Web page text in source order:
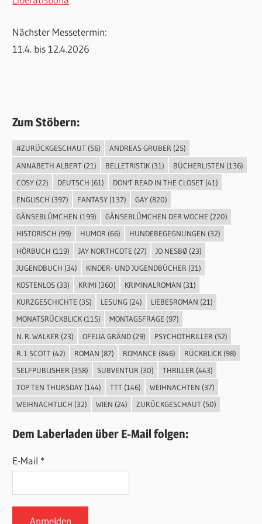
Nächster Messetermin:
11.4. bis 12.4.2026
Zum Stöbern:
#ZURÜCKGESCHAUT(56) ANDREAS GRUBER(25)
ANNABETH ALBERT(21) BELLETRISTIK(31) BÜCHERLISTEN (136)
COSY(22) DEUTSCH (61) DON'T READ IN THE CLOSET(41)
ENGLISCH (397) FANTASY(137) GAY(820)
GÄNSEBLÜMCHEN (199) GÄNSEBLÜMCHEN DER WOCHE (220)
HISTORISCH (99) HUMOR(66) HUNDEBEGEGNUNGEN (32)
HÖRBUCH (119) JAY NORTHCOTE (27) JO NESBØ(23)
JUGENDBUCH (34) KINDER- UND JUGENDBÜCHER (31)
KOSTENLOS(33) KRIMI(360) KRIMINALROMAN (31)
KURZGESCHICHTE (35) LESUNG(24) LIEBESROMAN (21)
MONATSRÜCKBLICK(115) MONTAGSFRAGE (97)
N. R. WALKER (23) OFELIA GRÄND(29) PSYCHOTHRILLER (52)
R. J. SCOTT(42) ROMAN (87) ROMANCE (846) RÜCKBLICK(98)
SELFPUBLISHER (358) SUBVENTUR (30) THRILLER (443)
TOP TEN THURSDAY(144) TTT(146) WEIHNACHTEN (37)
WEIHNACHTLICH (32) WIEN (24) ZURÜCKGESCHAUT(50)
Dem Laberladen über E-Mail folgen:
E-Mail *